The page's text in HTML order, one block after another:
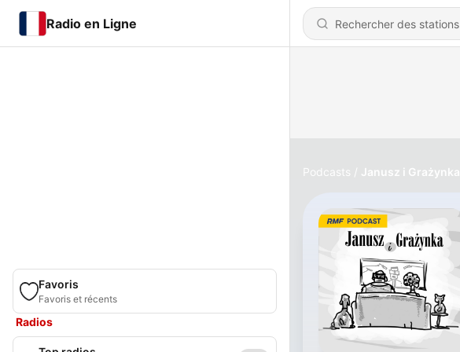
Radio en Ligne
Favoris
Favoris et récents
Radios
Podcasts Janusz i Grażynka